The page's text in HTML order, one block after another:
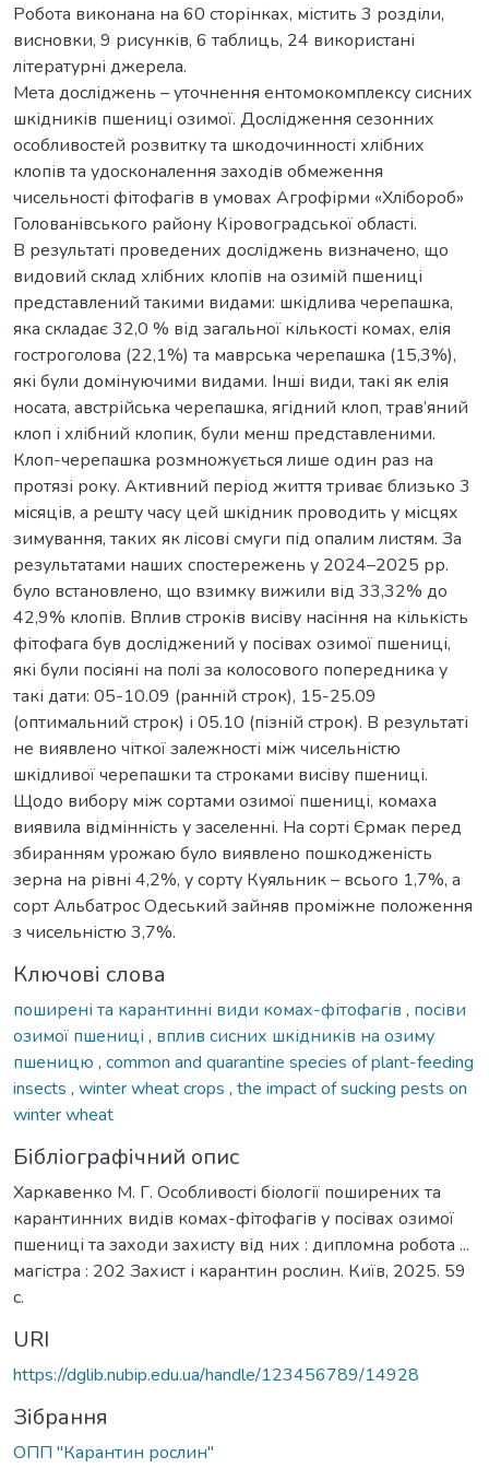
Робота виконана на 60 сторінках, містить 3 розділи,
висновки, 9 рисунків, 6 таблиць, 24 використані
літературні джерела.
Мета досліджень – уточнення ентомокомплексу сисних
шкідників пшениці озимої. Дослідження сезонних
особливостей розвитку та шкодочинності хлібних
клопів та удосконалення заходів обмеження
чисельності фітофагів в умовах Агрофірми «Хлібороб»
Голованівського району Кіровоградської області.
В результаті проведених досліджень визначено, що
видовий склад хлібних клопів на озимій пшениці
представлений такими видами: шкідлива черепашка,
яка складає 32,0 % від загальної кількості комах, елія
гостроголова (22,1%) та маврська черепашка (15,3%),
які були домінуючими видами. Інші види, такі як елія
носата, австрійська черепашка, ягідний клоп, трав’яний
клоп і хлібний клопик, були менш представленими.
Клоп-черепашка розмножується лише один раз на
протязі року. Активний період життя триває близько 3
місяців, а решту часу цей шкідник проводить у місцях
зимування, таких як лісові смуги під опалим листям. За
результатами наших спостережень у 2024–2025 рр.
було встановлено, що взимку вижили від 33,32% до
42,9% клопів. Вплив строків висіву насіння на кількість
фітофага був досліджений у посівах озимої пшениці,
які були посіяні на полі за колосового попередника у
такі дати: 05-10.09 (ранній строк), 15-25.09
(оптимальний строк) і 05.10 (пізній строк). В результаті
не виявлено чіткої залежності між чисельністю
шкідливої черепашки та строками висіву пшениці.
Щодо вибору між сортами озимої пшениці, комаха
виявила відмінність у заселенні. На сорті Єрмак перед
збиранням урожаю було виявлено пошкодженість
зерна на рівні 4,2%, у сорту Куяльник – всього 1,7%, а
сорт Альбатрос Одеський зайняв проміжне положення
з чисельністю 3,7%.
Ключові слова
поширені та карантинні види комах-фітофагів , посіви
озимої пшениці , вплив сисних шкідників на озиму
пшеницю , common and quarantine species of plant-feeding
insects , winter wheat crops , the impact of sucking pests on
winter wheat
Бібліографічний опис
Харкавенко М. Г. Особливості біології поширених та
карантинних видів комах-фітофагів у посівах озимої
пшениці та заходи захисту від них : дипломна робота ...
магістра : 202 Захист і карантин рослин. Київ, 2025. 59
с.
URI
https://dglib.nubip.edu.ua/handle/123456789/14928
Зібрання
ОПП "Карантин рослин"